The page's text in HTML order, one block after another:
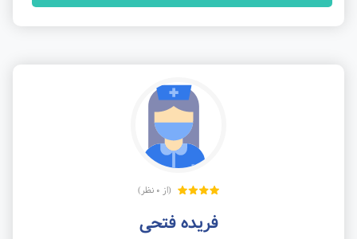
(از 0 نظر)
فریده فتحی